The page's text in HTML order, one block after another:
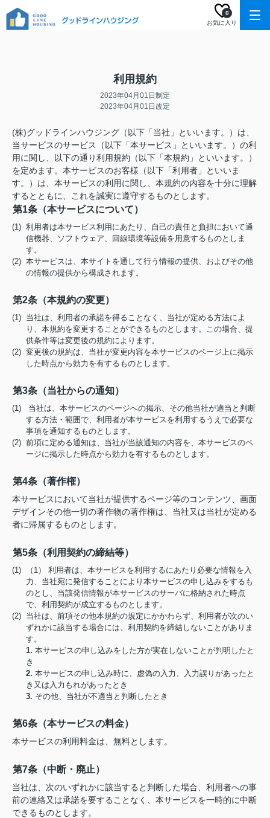
お気に入り
0
利用規約
2023年04月01日制定
2023年04月01日改定
(株)グッドラインハウジング（以下「当社」といいます。）は、
当サービスのサービス（以下「本サービス」といいます。）の利
用に関し、以下の通り利用規約（以下「本規約」といいます。）
を定めます。本サービスのお客様（以下「利用者」といいま
す。）は、本サービスの利用に関し、本規約の内容を十分に理解
するとともに、これを誠実に遵守するものとします。
第1条（本サービスについて）
(1) 利用者は本サービス利用にあたり、自己の責任と負担において通
信機器、ソフトウェア、回線環境等設備を用意するものとしま
す。
(2) 本サービスは、本サイトを通して行う情報の提供、およびその他
の情報の提供から構成されます。
第2条（本規約の変更）
(1) 当社は、利用者の承諾を得ることなく、当社が定める方法によ
り、本規約を変更することができるものとします。この場合、提
供条件等は変更後の規約によります。
(2) 変更後の規約は、当社が変更内容を本サービスのページ上に掲示
した時点から効力を有するものとします。
第3条（当社からの通知）
(1) 当社は、本サービスのページへの掲示、その他当社が適当と判断
する方法・範囲で、利用者が本サービスを利用するうえで必要な
事項を通知するものとします。
(2) 前項に定める通知は、当社が当該通知の内容を、本サービスのペ
ージに掲示した時点から効力を有するものとします。
第4条（著作権）
本サービスにおいて当社が提供するページ等のコンテンツ、画面
デザインその他一切の著作物の著作権は、当社又は当社が定める
者に帰属するものとします。
第5条（利用契約の締結等）
(1) （1） 利用者は、本サービスを利用するにあたり必要な情報を入
力、当社宛に発信することにより本サービスの申し込みをするも
のとし、当該発信情報が本サービスのサーバに格納された時点
で、利用契約が成立するものとします。
(2) 当社は、前項その他本規約の規定にかかわらず、利用者が次のい
ずれかに該当する場合には、利用契約を締結しないことがありま
す。
1. 本サービスの申し込みをした方が実在しないことが判明したと
き
2. 本サービスの申し込み時に、虚偽の入力、入力誤りがあったと
き又は入力もれがあったとき
3. その他、当社が不適当と判断したとき
第6条（本サービスの料金）
本サービスの利用料金は、無料とします。
第7条（中断・廃止）
当社は、次のいずれかに該当すると判断した場合、利用者への事
前の連絡又は承諾を要することなく、本サービスを一時的に中断
できるものとします。